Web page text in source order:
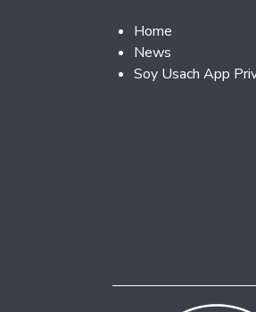
Footer 2
Home
News
Soy Usach App